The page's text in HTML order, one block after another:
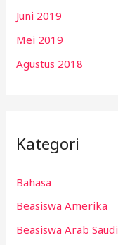
Juni 2019
Mei 2019
Agustus 2018
Kategori
Bahasa
Beasiswa Amerika
Beasiswa Arab Saudi